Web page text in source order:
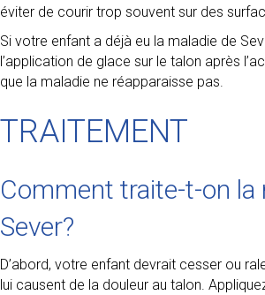
éviter de courir trop souvent sur des
Si votre enfant a déjà eu la maladie de
l’application de glace sur le talon après
que la maladie ne réapparaisse pas.
TRAITEMENT
Comment traite-t-on la
Sever?
D’abord, votre enfant devrait cesser ou
lui causent de la douleur au talon.